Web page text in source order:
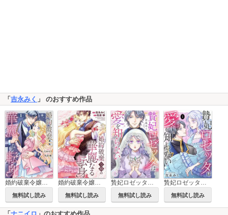
「 吉永みく 」 のおすすめ作品
婚約破棄令嬢の華麗なる転身
無料試し読み
婚約破棄令嬢の華麗なる転身（分冊版）
無料試し読み
贄妃ロゼッタは愛を知らない
無料試し読み
贄妃ロゼッタは愛を知らない 【単行本版／描き下ろしオマケつき】
無料試し読み